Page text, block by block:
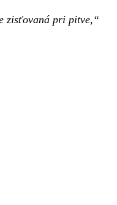
zisťovaná pri pitve,“